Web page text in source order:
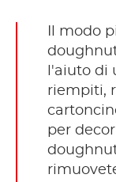
Il modo
l'aiuto di
riempiti,
per